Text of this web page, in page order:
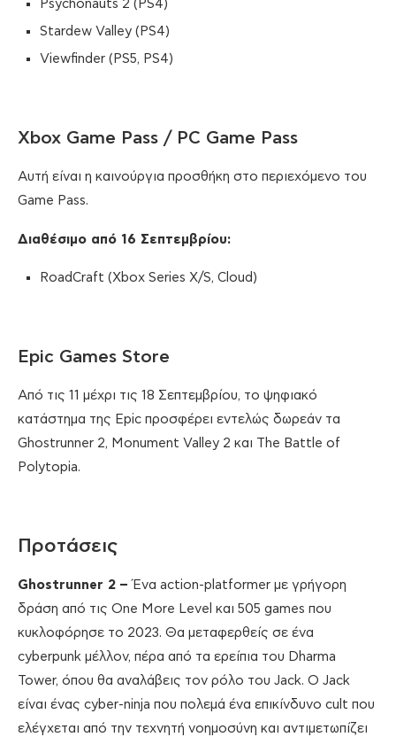
Psychonauts 2 (PS4)
Stardew Valley (PS4)
Viewfinder (PS5, PS4)
Xbox Game Pass / PC Game Pass
Αυτή είναι η καινούργια προσθήκη στο περιεχόμενο του
Game Pass.
Διαθέσιμο από 16 Σεπτεμβρίου:
RoadCraft (Xbox Series X/S, Cloud)
Epic Games Store
Από τις 11 μέχρι τις 18 Σεπτεμβρίου, το ψηφιακό
κατάστημα της Epic προσφέρει εντελώς δωρεάν τα
Ghostrunner 2, Monument Valley 2 και The Battle of
Polytopia.
Προτάσεις
Ghostrunner 2 – Ένα action-platformer με γρήγορη
δράση από τις One More Level και 505 games που
κυκλοφόρησε το 2023. Θα μεταφερθείς σε ένα
cyberpunk μέλλον, πέρα από τα ερείπια του Dharma
Tower, όπου θα αναλάβεις τον ρόλο του Jack. Ο Jack
είναι ένας cyber-ninja που πολεμά ένα επικίνδυνο cult που
ελέγχεται από την τεχνητή νοημοσύνη και αντιμετωπίζει